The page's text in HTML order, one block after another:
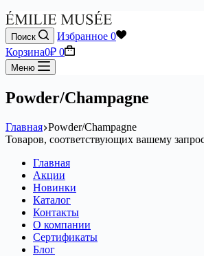
Поиск Избранное 0
Корзина0₽ 0
Меню
Powder/Champagne
Главная Powder/Champagne
Товаров, соответствующих вашему
Главная
Акции
Новинки
Каталог
Контакты
О компании
Сертификаты
Блог